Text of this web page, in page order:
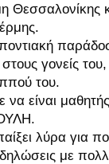
Θεσσαλονίκης
γονείς του,
του.
είναι
λύρα για
με